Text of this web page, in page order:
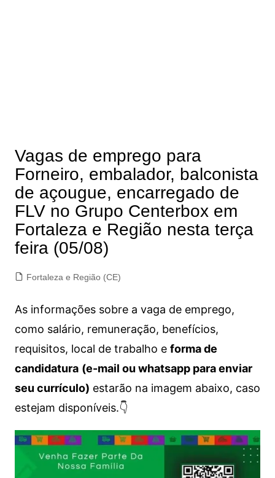
Vagas de emprego para
Forneiro, embalador, balconista
de açougue, encarregado de
FLV no Grupo Centerbox em
Fortaleza e Região nesta terça
feira (05/08)
Fortaleza e Região (CE)
As informações sobre a vaga de emprego,
como salário, remuneração, benefícios,
requisitos, local de trabalho e forma de
candidatura (e-mail ou whatsapp para enviar
seu currículo) estarão na imagem abaixo, caso
estejam disponíveis.👇